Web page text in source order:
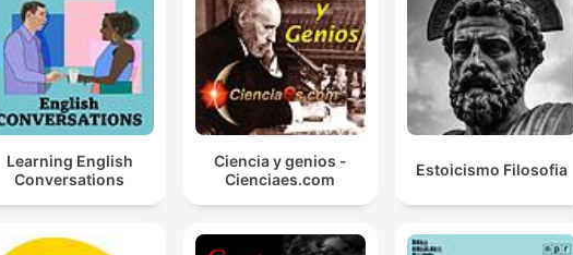
Learning English
Conversations
Ciencia y genios -
Cienciaes.com
Estoicismo Filosofia